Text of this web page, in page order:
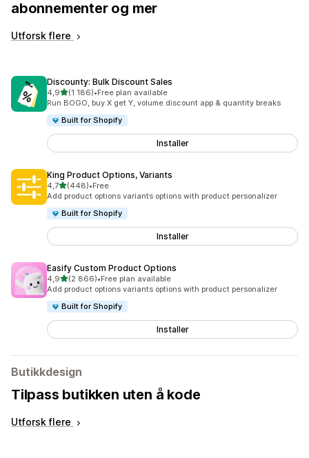
abonnementer og mer
Utforsk flere
Discounty: Bulk Discount Sales
4,9av 5 stjerner
(1 186)
Totalt 1186 omtaler
•Free plan available
Run BOGO, buy X get Y, volume discount app & quantity breaks
Built for Shopify
Installer
King Product Options, Variants
4,7av 5 stjerner
(448)
Totalt 448 omtaler
•Free
Add product options variants options with product personalizer
Built for Shopify
Installer
Easify Custom Product Options
4,9av 5 stjerner
(2 866)
Totalt 2866 omtaler
•Free plan available
Add product options variants options with product personalizer
Built for Shopify
Installer
Butikkdesign
Tilpass butikken uten å kode
Utforsk flere